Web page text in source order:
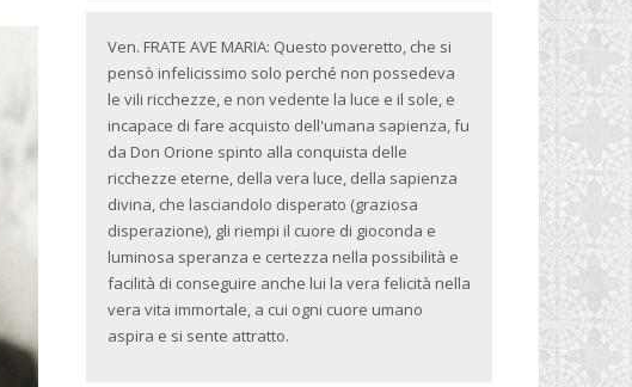
Ven. FRATE AVE MARIA: Questo poveretto, che si
pensò infelicissimo solo perché non possedeva
le vili ricchezze, e non vedente la luce e il sole, e
incapace di fare acquisto dell'umana sapienza, fu
da Don Orione spinto alla conquista delle
ricchezze eterne, della vera luce, della sapienza
divina, che lasciandolo disperato (graziosa
disperazione), gli riempi il cuore di gioconda e
luminosa speranza e certezza nella possibilità e
facilità di conseguire anche lui la vera felicità nella
vera vita immortale, a cui ogni cuore umano
aspira e si sente attratto.